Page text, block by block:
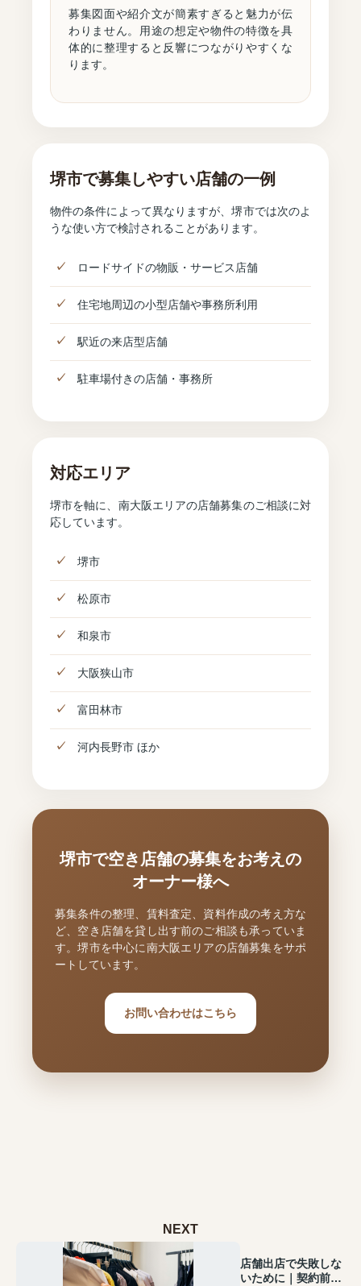
募集図面や紹介文が簡素すぎると魅力が伝
わりません。用途の想定や物件の特徴を具
体的に整理すると反響につながりやすくな
ります。
堺市で募集しやすい店舗の一例
物件の条件によって異なりますが、堺市では次のよ
うな使い方で検討されることがあります。
ロードサイドの物販・サービス店舗
住宅地周辺の小型店舗や事務所利用
駅近の来店型店舗
駐車場付きの店舗・事務所
対応エリア
堺市を軸に、南大阪エリアの店舗募集のご相談に対
応しています。
堺市
松原市
和泉市
大阪狭山市
富田林市
河内長野市 ほか
堺市で空き店舗の募集をお考えの
オーナー様へ
募集条件の整理、賃料査定、資料作成の考え方な
ど、空き店舗を貸し出す前のご相談も承っていま
す。堺市を中心に南大阪エリアの店舗募集をサポ
ートしています。
お問い合わせはこちら
NEXT
店舗出店で失敗しな
いために｜契約前に